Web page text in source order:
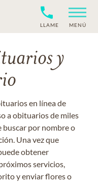
LLAME MENÚ
y
en línea de
a obituarios de miles
buscar por nombre o
Una vez que
obtener
servicios,
y enviar flores o